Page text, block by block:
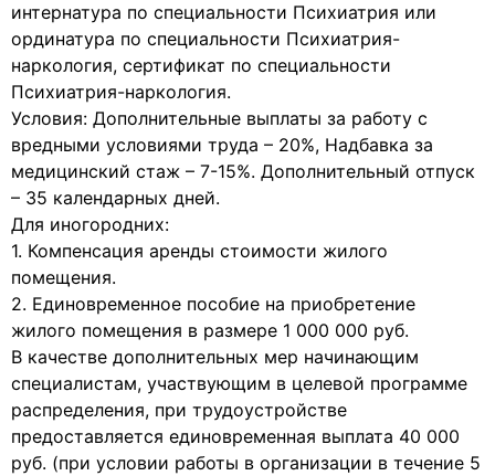
интернатура по специальности Психиатрия или
ординатура по специальности Психиатрия-
наркология, сертификат по специальности
Психиатрия-наркология.
Условия: Дополнительные выплаты за работу с
вредными условиями труда – 20%, Надбавка за
медицинский стаж – 7-15%. Дополнительный отпуск
– 35 календарных дней.
Для иногородних:
1. Компенсация аренды стоимости жилого
помещения.
2. Единовременное пособие на приобретение
жилого помещения в размере 1 000 000 руб.
В качестве дополнительных мер начинающим
специалистам, участвующим в целевой программе
распределения, при трудоустройстве
предоставляется единовременная выплата 40 000
руб. (при условии работы в организации в течение 5